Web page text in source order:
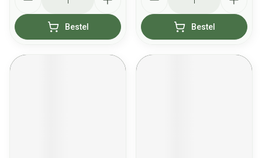
Bestel Bestel